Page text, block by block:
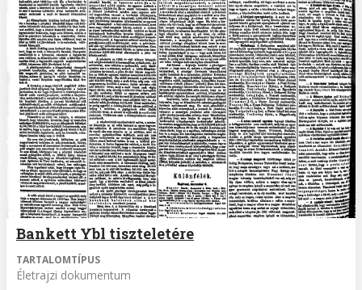
Bankett Ybl tiszteletére
TARTALOMTÍPUS
Életrajzi dokumentum